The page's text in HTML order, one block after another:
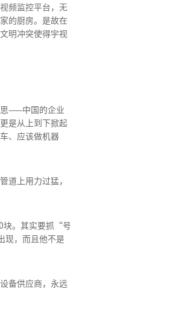
频监控平台，无
的厨房。是故在
明冲突使得宇视
思——中国的企业
是从上到下掀起
、应该做机器
道上用力过猛，
块。其实要抓“号
现，而且他不是
备供应商，永远